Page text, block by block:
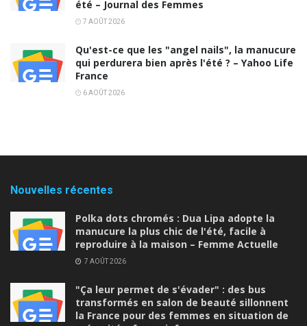
été – Journal des Femmes
7 AOÛT 2026
Qu'est-ce que les "angel nails", la manucure
qui perdurera bien après l'été ? – Yahoo Life
France
6 AOÛT 2026
Nouvelles récentes
Polka dots chromés : Dua Lipa adopte la
manucure la plus chic de l'été, facile à
reproduire à la maison – Femme Actuelle
7 AOÛT 2026
"Ça leur permet de s'évader" : des bus
transformés en salon de beauté sillonnent
la France pour des femmes en situation de